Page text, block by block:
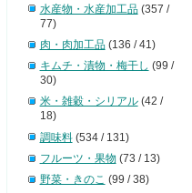
水産物・水産加工品(357 /
77)
肉・肉加工品(136 / 41)
キムチ・漬物・梅干し (99 /
30)
米・雑穀・シリアル(42 /
18)
調味料(534 / 131)
フルーツ・果物 (73 / 13)
野菜・きのこ (99 / 38)